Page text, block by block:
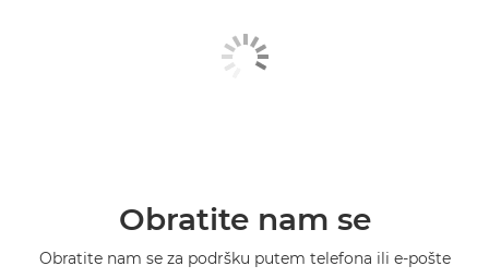
Obratite nam se
Obratite nam se za podršku putem telefona ili e-pošte